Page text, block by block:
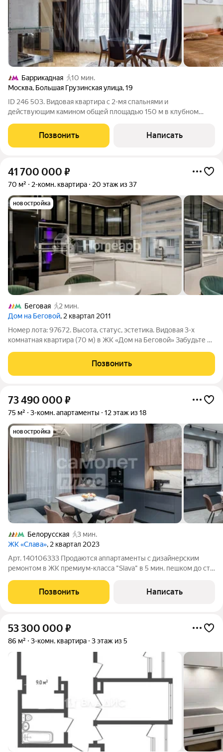
Баррикадная
10 мин.
Москва, Большая Грузинская улица,19
ID 246 503. Видовая квартира с 2-мя спальнями и
действующим камином общей площадью 150 м в клубном
большим количеством окон, эркерами и балконом
расположена на 3-м этаже. Выполнена отделка
Позвонить Написать
41 700 000 ₽
70 м² 2-комн. квартира 20 этаж из 37
новостройка
Беговая
2 мин.
Дом на Беговой, 2 квартал 2011
Номер лота: 97672. Высота, статус, эстетика. Видовая 3-х
комнатная квартира (70 м) в ЖК «Дом на Беговой» Забудьте о
жизнь начнется сразу с потрясающего панорамного вида на
Москву с 20-го
Позвонить
73 490 000 ₽
75 м² 3-комн. апартаменты 12 этаж из 18
новостройка
Белорусская
3 мин.
ЖК «Слава», 2 квартал 2023
Арт. 140106333 Продаются аппартаменты с дизайнерским
ремонтом в ЖК премиум-класса "Slava" в 5 мин. пешком до ст.
большой лоджией, откуда открываются лучшие виды! В
квартире выполнен дорогой
Позвонить Написать
53 300 000 ₽
86 м² 3-комн. квартира 3 этаж из 5